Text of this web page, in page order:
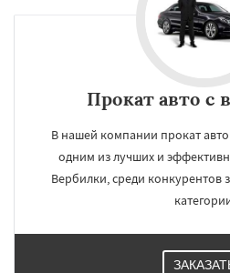
Прокат авто с
В нашей компании прокат авто
одним из лучших и
Вербилки, среди конкурентов